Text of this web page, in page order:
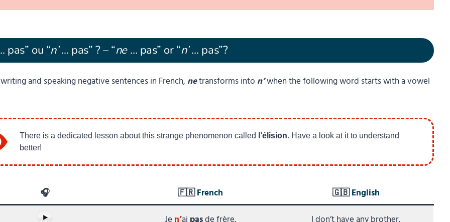
pas” ou “n’… pas” ? – “ne… pas” or “n’… pas”?
and speaking negative sentences in French, netransforms into n’when the following word starts with a vowel
There is a dedicated lesson about this strange phenomenon called l’élision. Have a look at it to understand
better!
🎧 🇫🇷French 🇬🇧English